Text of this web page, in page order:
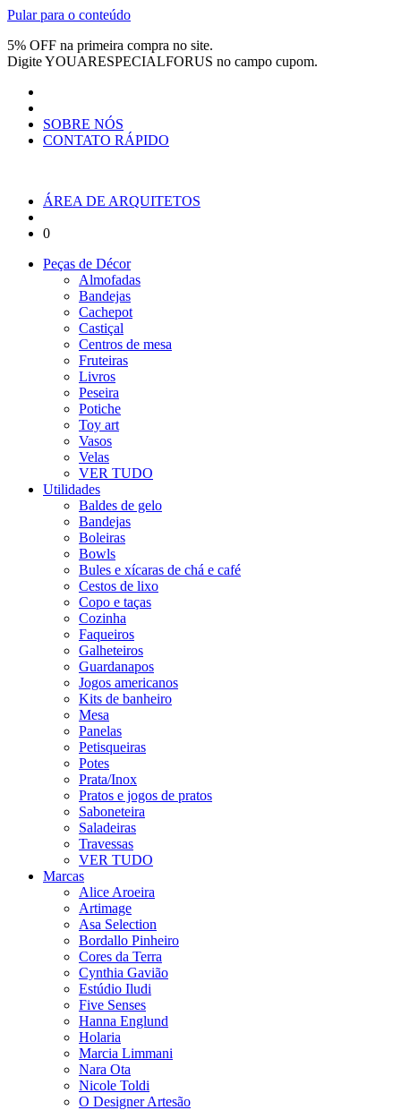
Pular para o conteúdo
5% OFF na primeira compra no site.
DigiteYOUARESPECIALFORUS no campo cupom.
SOBRE NÓS
CONTATO RÁPIDO
ÁREA DE ARQUITETOS
0
Peças de Décor
Almofadas
Bandejas
Cachepot
Castiçal
Centros de mesa
Fruteiras
Livros
Peseira
Potiche
Toy art
Vasos
Velas
VER TUDO
Utilidades
Baldes de gelo
Bandejas
Boleiras
Bowls
Bules e xícaras de chá e café
Cestos de lixo
Copo e taças
Cozinha
Faqueiros
Galheteiros
Guardanapos
Jogos americanos
Kits de banheiro
Mesa
Panelas
Petisqueiras
Potes
Prata/Inox
Pratos e jogos de pratos
Saboneteira
Saladeiras
Travessas
VER TUDO
Marcas
Alice Aroeira
Artimage
Asa Selection
Bordallo Pinheiro
Cores da Terra
Cynthia Gavião
Estúdio Iludi
Five Senses
Hanna Englund
Holaria
Marcia Limmani
Nara Ota
Nicole Toldi
O Designer Artesão